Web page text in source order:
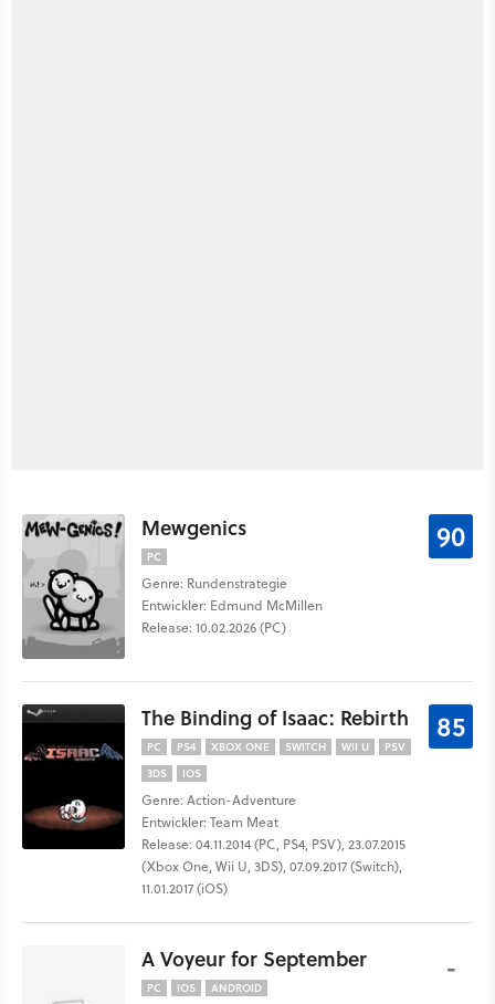
Mewgenics
PC
Genre: Rundenstrategie
Entwickler: Edmund McMillen
Release: 10.02.2026 (PC)
90
The Binding of Isaac: Rebirth
PC PS4 XBOX ONE SWITCH WII U
PSV
3DS
IOS
Genre: Action-Adventure
Entwickler: Team Meat
Release: 04.11.2014 (PC, PS4, PSV), 23.07.2015
(Xbox One, Wii U, 3DS), 07.09.2017 (Switch),
11.01.2017 (iOS)
85
A Voyeur for September
PC IOS ANDROID
-